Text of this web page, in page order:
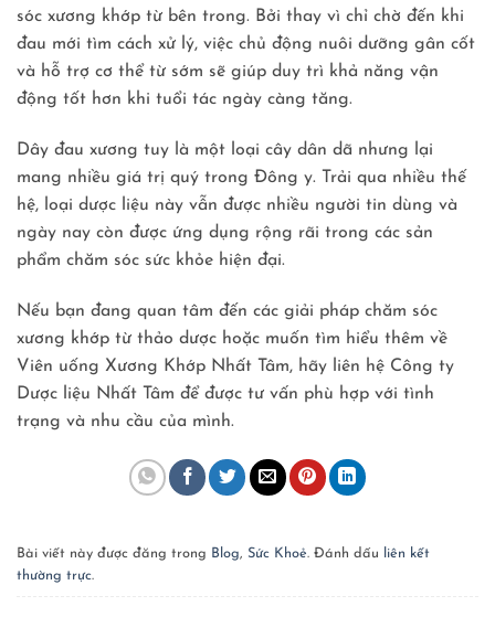
sóc xương khớp từ bên trong. Bởi thay vì chỉ chờ đến khi
đau mới tìm cách xử lý, việc chủ động nuôi dưỡng gân cốt
và hỗ trợ cơ thể từ sớm sẽ giúp duy trì khả năng vận
động tốt hơn khi tuổi tác ngày càng tăng.
Dây đau xương tuy là một loại cây dân dã nhưng lại
mang nhiều giá trị quý trong Đông y. Trải qua nhiều thế
hệ, loại dược liệu này vẫn được nhiều người tin dùng và
ngày nay còn được ứng dụng rộng rãi trong các sản
phẩm chăm sóc sức khỏe hiện đại.
Nếu bạn đang quan tâm đến các giải pháp chăm sóc
xương khớp từ thảo dược hoặc muốn tìm hiểu thêm về
Viên uống Xương Khớp Nhất Tâm, hãy liên hệ Công ty
Dược liệu Nhất Tâm để được tư vấn phù hợp với tình
trạng và nhu cầu của mình.
Bài viết này được đăng trong Blog, Sức Khoẻ. Đánh dấu
liên kết
thường trực.